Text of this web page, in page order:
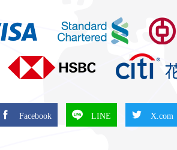
Facebook LINE X.com